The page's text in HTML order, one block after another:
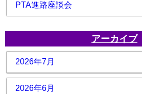
PTA進路座談会
アーカイブ
2026年7月
2026年6月